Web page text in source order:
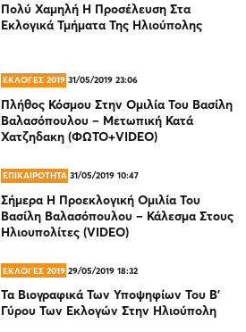
Πολύ Χαμηλή Η Προσέλευση Στα
Εκλογικά Τμήματα Της Ηλιούπολης
ΕΚΛΟΓΕΣ 2019 31/05/2019 23:06
Πλήθος Κόσμου Στην Ομιλία Του Βασίλη
Βαλασόπουλου – Μετωπική Κατά
Χατζηδακη (ΦΩΤΟ+VIDEO)
ΕΠΙΚΑΙΡΟΤΗΤΑ 31/05/2019 10:47
Σήμερα Η Προεκλογική Ομιλία Του
Βασίλη Βαλασόπουλου – Κάλεσμα Στους
Ηλιουπολίτες (VIDEO)
ΕΚΛΟΓΕΣ 2019 29/05/2019 18:32
Τα Βιογραφικά Των Υποψηφίων Του Β’
Γύρου Των Εκλογών Στην Ηλιούπολη